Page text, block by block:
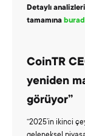
Detaylı
tamamına
CoinTR
yeniden
görüyor”
“2025’in ikinci